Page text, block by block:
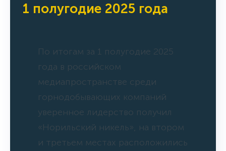
1 полугодие 2025 года
По итогам за 1 полугодие 2025
года в российском
медиапространстве среди
горнодобывающих компаний
уверенное лидерство получил
«Норильский никель», на втором
и третьем местах расположились